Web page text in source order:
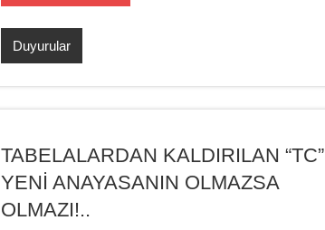
Duyurular
TABELALARDAN KALDIRILAN “TC”
YENİ ANAYASANIN OLMAZSA
OLMAZI!..